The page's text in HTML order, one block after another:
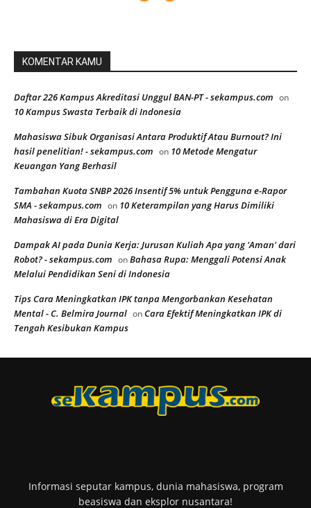
KOMENTAR KAMU
Daftar 226 Kampus Akreditasi Unggul BAN-PT - sekampus.com on
10 Kampus Swasta Terbaik di Indonesia
Mahasiswa Sibuk Organisasi Antara Produktif Atau Burnout? Ini
hasil penelitian! - sekampus.com on 10 Metode Mengatur
Keuangan Yang Berhasil
Tambahan Kuota SNBP 2026 Insentif 5% untuk Pengguna e-Rapor
SMA - sekampus.com on 10 Keterampilan yang Harus Dimiliki
Mahasiswa di Era Digital
Dampak AI pada Dunia Kerja: Jurusan Kuliah Apa yang 'Aman' dari
Robot? - sekampus.com onBahasa Rupa: Menggali Potensi Anak
Melalui Pendidikan Seni di Indonesia
Tips Cara Meningkatkan IPK tanpa Mengorbankan Kesehatan
Mental - C. Belmira Journal onCara Efektif Meningkatkan IPK di
Tengah Kesibukan Kampus
Informasi seputar kampus, dunia mahasiswa, program
beasiswa dan eksplor nusantara!